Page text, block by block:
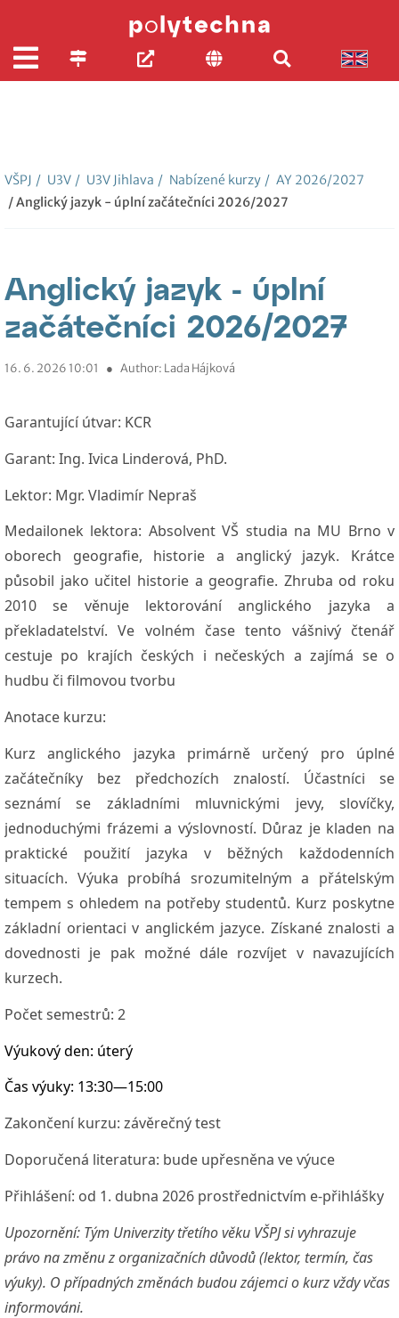
VŠPJ / U3V / U3V Jihlava / Nabízené kurzy / AY 2026/2027
/ Anglický jazyk - úplní začátečníci 2026/2027
Anglický jazyk - úplní
začátečníci 2026/2027
16. 6. 2026 10:01 ● Author: Lada Hájková
Garantující útvar: KCR
Garant: Ing. Ivica Linderová, PhD.
Lektor: Mgr. Vladimír Nepraš
Medailonek lektora: Absolvent VŠ studia na MU Brno v
oborech geografie, historie a anglický jazyk. Krátce
působil jako učitel historie a geografie. Zhruba od roku
2010 se věnuje lektorování anglického jazyka a
překladatelství. Ve volném čase tento vášnivý čtenář
cestuje po krajích českých i nečeských a zajímá se o
hudbu či filmovou tvorbu
Anotace kurzu:
Kurz anglického jazyka primárně určený pro úplné
začátečníky bez předchozích znalostí. Účastníci se
seznámí se základními mluvnickými jevy, slovíčky,
jednoduchými frázemi a výslovností. Důraz je kladen na
praktické použití jazyka v běžných každodenních
situacích. Výuka probíhá srozumitelným a přátelským
tempem s ohledem na potřeby studentů. Kurz poskytne
základní orientaci v anglickém jazyce. Získané znalosti a
dovednosti je pak možné dále rozvíjet v navazujících
kurzech.
Počet semestrů: 2
Výukový den: úterý
Čas výuky: 13:30—15:00
Zakončení kurzu: závěrečný test
Doporučená literatura: bude upřesněna ve výuce
Přihlášení: od 1. dubna 2026 prostřednictvím e-přihlášky
Upozornění: Tým Univerzity třetího věku VŠPJ si vyhrazuje
právo na změnu z organizačních důvodů (lektor, termín, čas
výuky). O případných změnách budou zájemci o kurz vždy včas
informováni.